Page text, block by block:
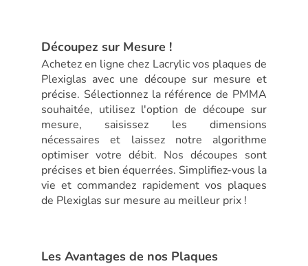
Découpez sur Mesure !
Achetez en ligne chez Lacrylic vos plaques de
Plexiglas avec une découpe sur mesure et
précise. Sélectionnez la référence de PMMA
souhaitée, utilisez l'option de découpe sur
mesure, saisissez les dimensions
nécessaires et laissez notre algorithme
optimiser votre débit. Nos découpes sont
précises et bien équerrées. Simplifiez-vous la
vie et commandez rapidement vos plaques
de Plexiglas sur mesure au meilleur prix !
Les Avantages de nos Plaques